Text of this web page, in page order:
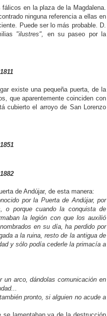
en la plaza de la Magdalena.
ninguna referencia a ellas en
Puede ser lo más probable. D.
"ilustres",
en su paseo por la
existe una pequeña puerta, de la
que aparentemente coinciden con
cubierto el arroyo de San Lorenzo
de Andújar, de esta manera:
por la Puerta de Andújar, por
o porque cuando la conquista de
la legión con que los auxilió
en su día, ha perdido por
a la ruina, resto de la antigua de
y sólo podía cederle la primacía a
un arco, dándolas comunicación en
pronto, si alguien no acude a